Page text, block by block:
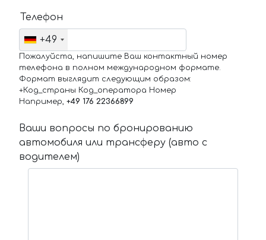
Телефон
+49
Пожалуйста, напишите Ваш контактный номер
телефона в полном международном формате.
Формат выглядит следующим образом:
+Код_страны Код_оператора Номер
Например, +49 176 22366899
Ваши вопросы по бронированию
автомобиля или трансферу (авто с
водителем)